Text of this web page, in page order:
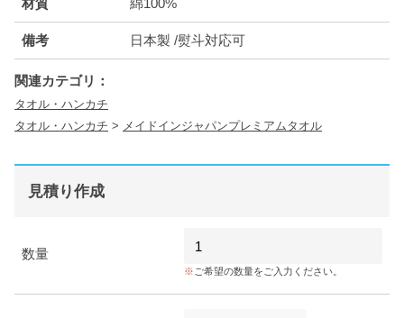
材質 綿100%
備考 日本製 /熨斗対応可
関連カテゴリ：
タオル・ハンカチ
タオル・ハンカチ > メイドインジャパンプレミアムタオル
見積り作成
数量
ご希望の数量をご入力ください。